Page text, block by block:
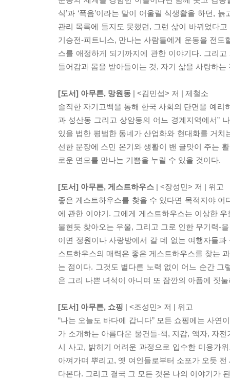
식’과 ‘폭음’이라는 말이 어울릴 식생활을 하던,
관리 목록에 들지도 못했던, 그런 삶이 바뀌었다
기승전-피트니스, 만나는 사람들에게 운동을 전
스를 애정하게 되기까지에 관한 이야기다. 그리
들어감과 몸을 받아들이는 것, 자기 삶을 사랑하
[도서] 아무튼, 망원동 | <김민섭> 저 | 제철소
솔직한 자기고백을 통해 한국 사회의 단면을 예리
과 성산동 그리고 상암동의 어느 경계지역에서”
있을 법한 평범한 동네가 산업화와 현대화를 거
선한 문장에 스민 온기와 생활이 밴 글맛이 주는
로운 면모를 만나는 기쁨을 누릴 수 있을 것이다.
[도서] 아무튼, 게스트하우스 | <장성민> 저 | 위고
좋은 게스트하우스를 찾을 수 있다면 목적지야
에 관한 이야기. 그에게 게스트하우스는 이상한
불현듯 찾아오는 우울, 그리고 그로 인한 무기력-
이면 정원이나 사랑방에서 갈 데 없는 여행자들
스트하우스의 매력은 좋은 게스트하우스를 찾는
는 점이다. 그것도 별다른 노력 없이 어느 순간
은 그리 나쁜 녀석이 아니며 또 잠깐의 아픔에 짓
[도서] 아무튼, 쇼핑 | <조성민> 저 | 위고
“나는 오늘도 바다에 갑니다” 모든 쇼핑에는 사
가 소개하는 아름다운 물건들-책, 지갑, 액자, 자
시 사고, 밝히기 어려운 과정으로 입수한 미용가
아껴가며 뿌리고, 옛 여인들로부터 소포가 오듯
다본다. 그리고 결국 그 모든 것은 나의 이야기가